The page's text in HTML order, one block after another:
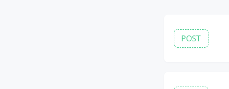
POST